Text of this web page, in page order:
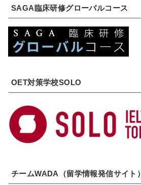
SAGA臨床研修グローバルコース
OET対策学校SOLO
チームWADA（留学情報発信サイト）